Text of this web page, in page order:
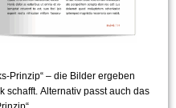
Prinzip“ – die Bilder ergeben
schafft. Alternativ passt auch das